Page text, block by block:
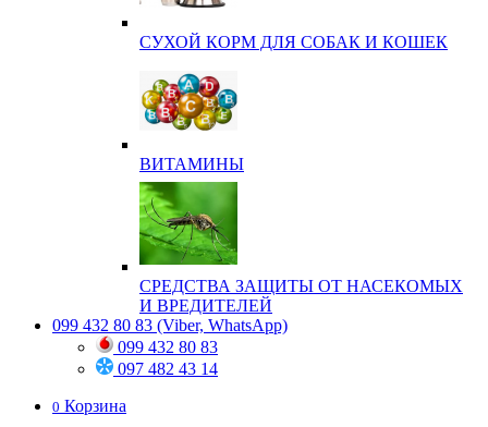
СУХОЙ КОРМ ДЛЯ СОБАК И КОШЕК
ВИТАМИНЫ
СРЕДСТВА ЗАЩИТЫ ОТ НАСЕКОМЫХ
И ВРЕДИТЕЛЕЙ
099 432 80 83 (Viber, WhatsApp)
099 432 80 83
097 482 43 14
0 Корзина